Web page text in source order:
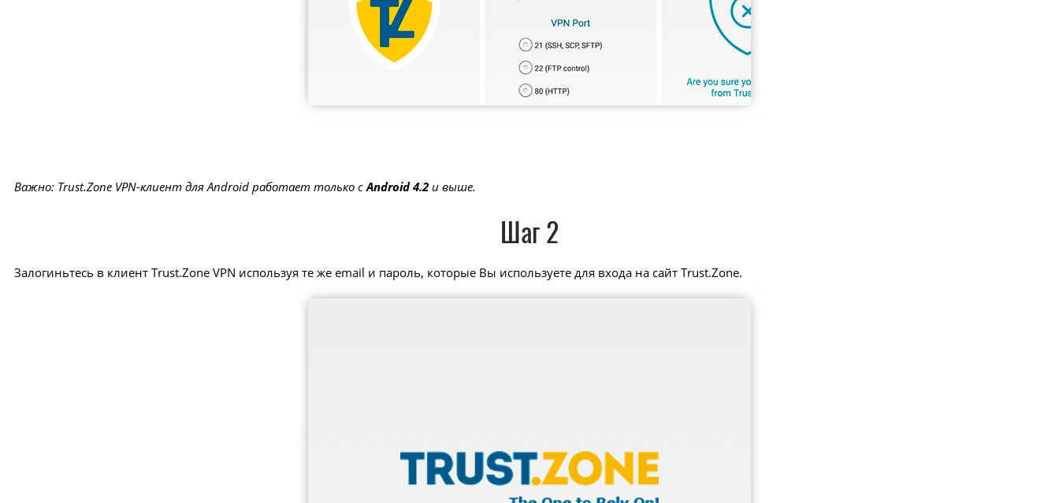
Важно: Trust.Zone VPN-клиент для Android работает только сAndroid 4.2 и выше.
Шаг 2
Залогиньтесь в клиент Trust.Zone VPN используя те же email и пароль, которые Вы используете для входа на сайт Trust.Zone.